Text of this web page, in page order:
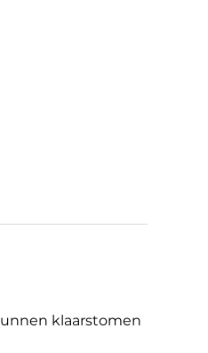
klaarstomen